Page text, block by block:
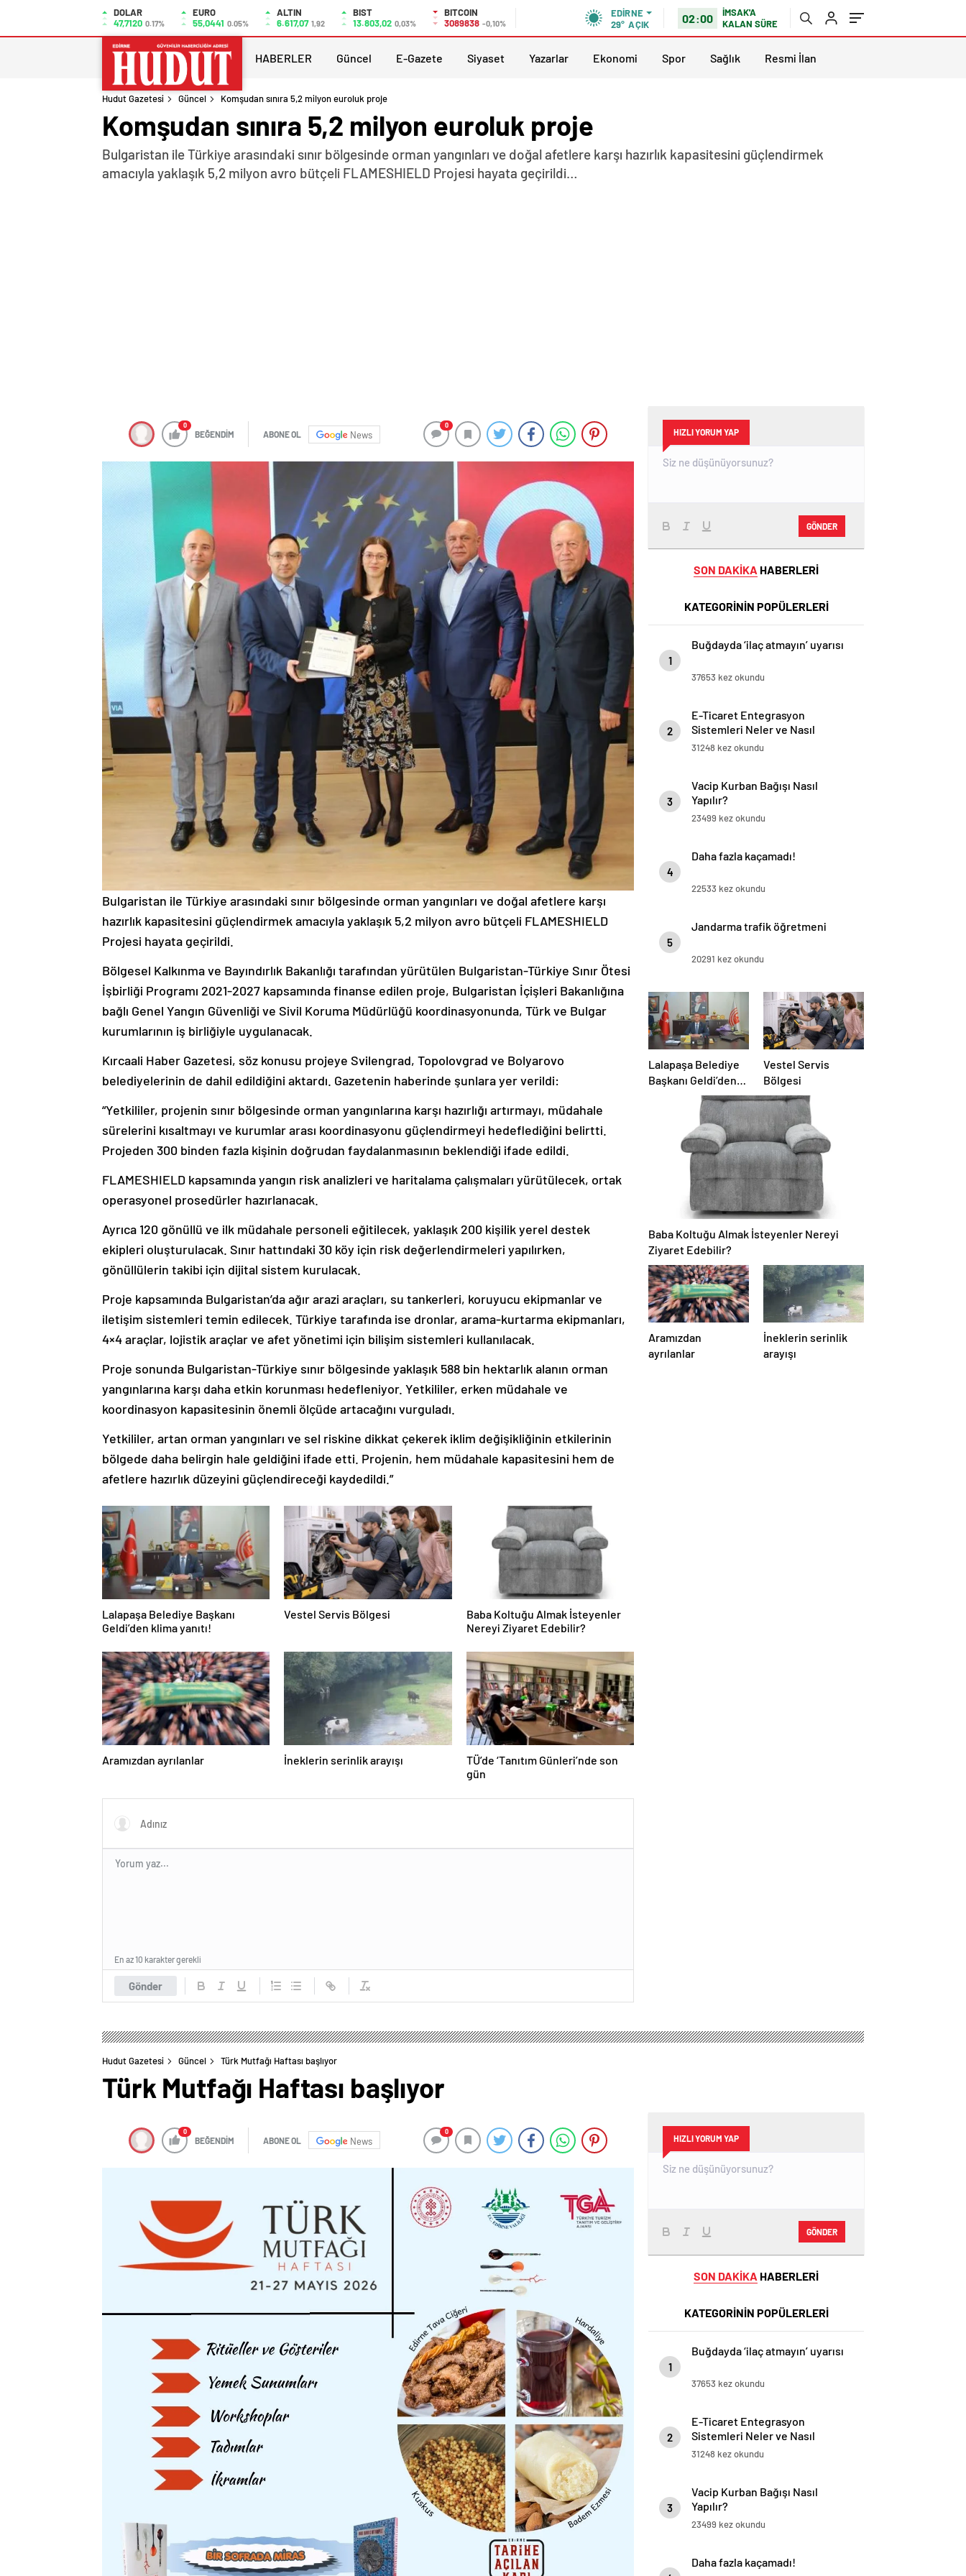
DOLAR
47,7120 0.17%
EURO
55,0441 0.05%
ALTIN
6.617,07 1,92
BIST
13.803,02 0,03%
BITCOIN
3089838 -0,10%
EDIRNE
29° AÇIK 02:00
İMSAK'A
KALAN SÜRE
HABERLER Güncel E-Gazete Siyaset Yazarlar Ekonomi Spor Sağlık Resmi İlan
Hudut Gazetesi Güncel Komşudan sınıra 5,2 milyon euroluk proje
Komşudan sınıra 5,2 milyon euroluk proje
Bulgaristan ile Türkiye arasındaki sınır bölgesinde orman yangınları ve doğal afetlere karşı hazırlık kapasitesini güçlendirmek
amacıyla yaklaşık 5,2 milyon avro bütçeli FLAMESHIELD Projesi hayata geçirildi…
0
BEĞENDİM ABONE OL News
0
Bulgaristan ile Türkiye arasındaki sınır bölgesinde orman yangınları ve doğal afetlere karşı
hazırlık kapasitesini güçlendirmek amacıyla yaklaşık 5,2 milyon avro bütçeli FLAMESHIELD
Projesi hayata geçirildi.
Bölgesel Kalkınma ve Bayındırlık Bakanlığı tarafından yürütülen Bulgaristan-Türkiye Sınır Ötesi
İşbirliği Programı 2021-2027 kapsamında finanse edilen proje, Bulgaristan İçişleri Bakanlığına
bağlı Genel Yangın Güvenliği ve Sivil Koruma Müdürlüğü koordinasyonunda, Türk ve Bulgar
kurumlarının iş birliğiyle uygulanacak.
Kırcaali Haber Gazetesi, söz konusu projeye Svilengrad, Topolovgrad ve Bolyarovo
belediyelerinin de dahil edildiğini aktardı. Gazetenin haberinde şunlara yer verildi:
“Yetkililer, projenin sınır bölgesinde orman yangınlarına karşı hazırlığı artırmayı, müdahale
sürelerini kısaltmayı ve kurumlar arası koordinasyonu güçlendirmeyi hedeflediğini belirtti.
Projeden 300 binden fazla kişinin doğrudan faydalanmasının beklendiği ifade edildi.
FLAMESHIELD kapsamında yangın risk analizleri ve haritalama çalışmaları yürütülecek, ortak
operasyonel prosedürler hazırlanacak.
Ayrıca 120 gönüllü ve ilk müdahale personeli eğitilecek, yaklaşık 200 kişilik yerel destek
ekipleri oluşturulacak. Sınır hattındaki 30 köy için risk değerlendirmeleri yapılırken,
gönüllülerin takibi için dijital sistem kurulacak.
Proje kapsamında Bulgaristan’da ağır arazi araçları, su tankerleri, koruyucu ekipmanlar ve
iletişim sistemleri temin edilecek. Türkiye tarafında ise dronlar, arama-kurtarma ekipmanları,
4×4 araçlar, lojistik araçlar ve afet yönetimi için bilişim sistemleri kullanılacak.
Proje sonunda Bulgaristan-Türkiye sınır bölgesinde yaklaşık 588 bin hektarlık alanın orman
yangınlarına karşı daha etkin korunması hedefleniyor. Yetkililer, erken müdahale ve
koordinasyon kapasitesinin önemli ölçüde artacağını vurguladı.
Yetkililer, artan orman yangınları ve sel riskine dikkat çekerek iklim değişikliğinin etkilerinin
bölgede daha belirgin hale geldiğini ifade etti. Projenin, hem müdahale kapasitesini hem de
afetlere hazırlık düzeyini güçlendireceği kaydedildi.”
Lalapaşa Belediye Başkanı
Geldi’den klima yanıtı!
Vestel Servis Bölgesi
Baba Koltuğu Almak İsteyenler
Nereyi Ziyaret Edebilir?
Aramızdan ayrılanlar İneklerin serinlik arayışı
TÜ’de ‘Tanıtım Günleri’nde son
gün
Gönder
En az 10 karakter gerekli
HIZLI YORUM YAP
GÖNDER
SON DAKİKA HABERLERİ
KATEGORİNİN POPÜLERLERİ
1
Buğdayda ‘ilaç atmayın’ uyarısı
37653 kez okundu
2
E-Ticaret Entegrasyon
Sistemleri Neler ve Nasıl
Yapılır?
31248 kez okundu
3
Vacip Kurban Bağışı Nasıl
Yapılır?
23499 kez okundu
4
Daha fazla kaçamadı!
22533 kez okundu
5
Jandarma trafik öğretmeni
20291 kez okundu
Lalapaşa Belediye
Başkanı Geldi’den
klima yanıtı!
Vestel Servis
Bölgesi
Baba Koltuğu Almak İsteyenler Nereyi
Ziyaret Edebilir?
Aramızdan
ayrılanlar
İneklerin serinlik
arayışı
Hudut Gazetesi Güncel Türk Mutfağı Haftası başlıyor
Türk Mutfağı Haftası başlıyor
0
BEĞENDİM ABONE OL News
0
HIZLI YORUM YAP
GÖNDER
SON DAKİKA HABERLERİ
KATEGORİNİN POPÜLERLERİ
1
Buğdayda ‘ilaç atmayın’ uyarısı
37653 kez okundu
2
E-Ticaret Entegrasyon
Sistemleri Neler ve Nasıl
Yapılır?
31248 kez okundu
3
Vacip Kurban Bağışı Nasıl
Yapılır?
23499 kez okundu
Daha fazla kaçamadı!